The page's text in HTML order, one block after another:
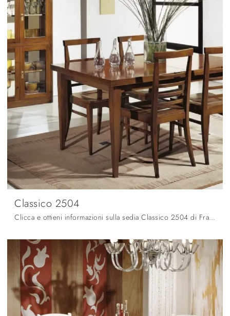
Classico 2504
Clicca e ottieni informazioni sulla sedia Classico 2504 di Fratelli Mirandola in legno: le più belle Sedie fisse classiche ti attendono.